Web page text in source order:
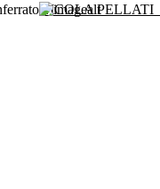
NICOLA PELLATI